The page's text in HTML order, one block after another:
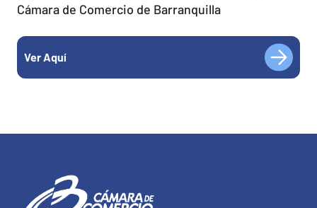
Cámara de Comercio de Barranquilla
Ver Aquí